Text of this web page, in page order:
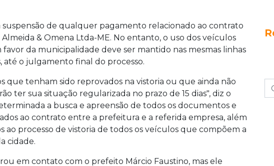
de qualquer pagamento relacionado ao contrato
& Omena Ltda-ME. No entanto, o uso dos veículos
favor da municipalidade deve ser mantido nas mesmas linhas
o julgamento final do processo.
que tenham sido reprovados na vistoria ou que ainda não
ter sua situação regularizada no prazo de 15 dias", diz o
a busca e apreensão de todos os documentos e
ao contrato entre a prefeitura e a referida empresa, além
ao processo de vistoria de todos os veículos que compõem a
cidade.
em contato com o prefeito Márcio Faustino, mas ele